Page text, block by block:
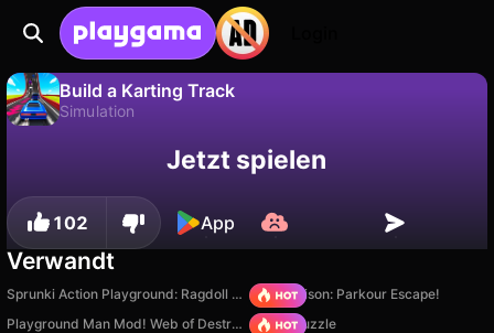
Build a Karting Track
Simulation
speichern!
Nein
Jetzt spielen
102 App
Verwandt
Sprunki Action Playground: Ragdoll Sandbox Barry Prison: Parkour Escape!
Playground Man Mod! Web of Destruction! Arrow Puzzle